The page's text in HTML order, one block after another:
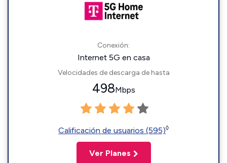
Conexión:
Internet 5G en casa
Velocidades de descarga de hasta
498Mbps
Calificación de usuarios (595)◊
Ver Planes